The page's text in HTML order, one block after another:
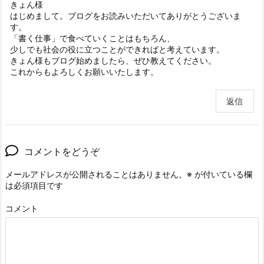
きょん様
はじめまして。ブログをお読みいただいてありがとうございま
す。
「書く仕事」で食べていくことはもちろん、
少しでも社会の役に立つことができればと考えています。
きょん様もブログ始めましたら、ぜひ教えてください。
これからもよろしくお願いいたします。
返信
コメントをどうぞ
メールアドレスが公開されることはありません。 ※ が付いている欄
は必須項目です
コメント